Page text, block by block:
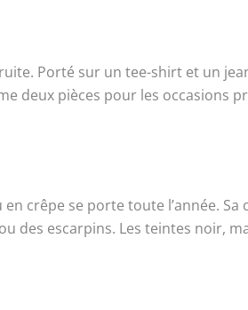
Porté sur un tee-shirt et un
deux pièces pour les occasions
crêpe se porte toute l’année.
ou des escarpins. Les teintes noir,